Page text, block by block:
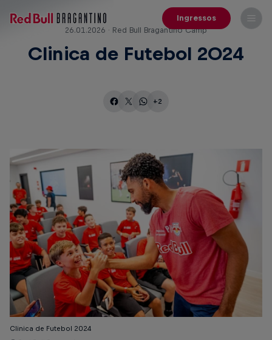
Ingressos
26.01.2026 · Red Bull Bragantino Camp
Clinica de Futebol 2024
+2
Clinica de Futebol 2024